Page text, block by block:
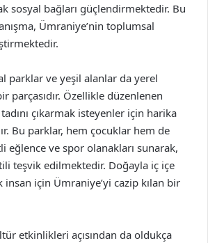
sosyal bağları güçlendirmektedir. Bu
Ümraniye’nin toplumsal
parklar ve yeşil alanlar da yerel
parçasıdır. Özellikle düzenlenen
çıkarmak isteyenler için harika
Bu parklar, hem çocuklar hem de
eğlence ve spor olanakları sunarak,
teşvik edilmektedir. Doğayla iç içe
için Ümraniye’yi cazip kılan bir
etkinlikleri açısından da oldukça